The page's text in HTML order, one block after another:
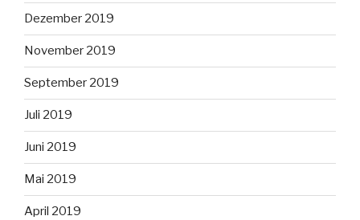
Dezember 2019
November 2019
September 2019
Juli 2019
Juni 2019
Mai 2019
April 2019